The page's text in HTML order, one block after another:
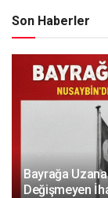
Son Haberler
Bayrağa
Değişmeyen